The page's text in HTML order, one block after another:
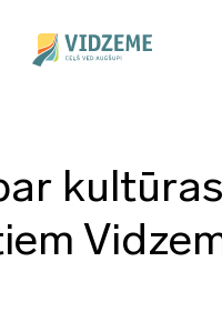
kultūras